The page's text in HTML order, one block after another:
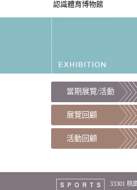
認識體育博物館
當期展覽/活動
展覽回顧
活動回顧
33301 桃